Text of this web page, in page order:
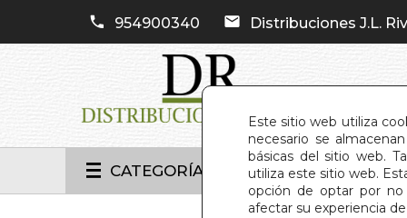
Este sitio web utiliza
necesario se
básicas del sitio web.
utiliza este sitio web.
opción de optar por no
afectar su experiencia
954900340 Distribuciones J.L.
CATEGORÍAS